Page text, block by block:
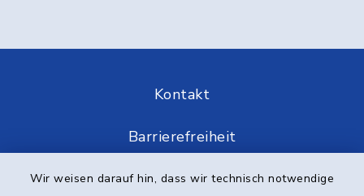
Wir weisen darauf hin, dass wir technisch notwendige
Kontakt
Barrierefreiheit
Datenschutz